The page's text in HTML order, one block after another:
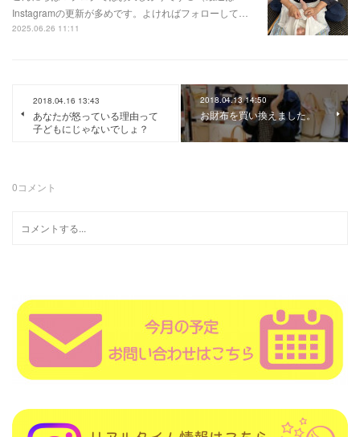
Instagramの更新が多めです。よければフォローして…
2025.06.26 11:11
2018.04.16 13:43
あなたが怒っている理由って
子どもにじゃないでしょ？
2018.04.13 14:50
お財布を買い換えました。
0コメント